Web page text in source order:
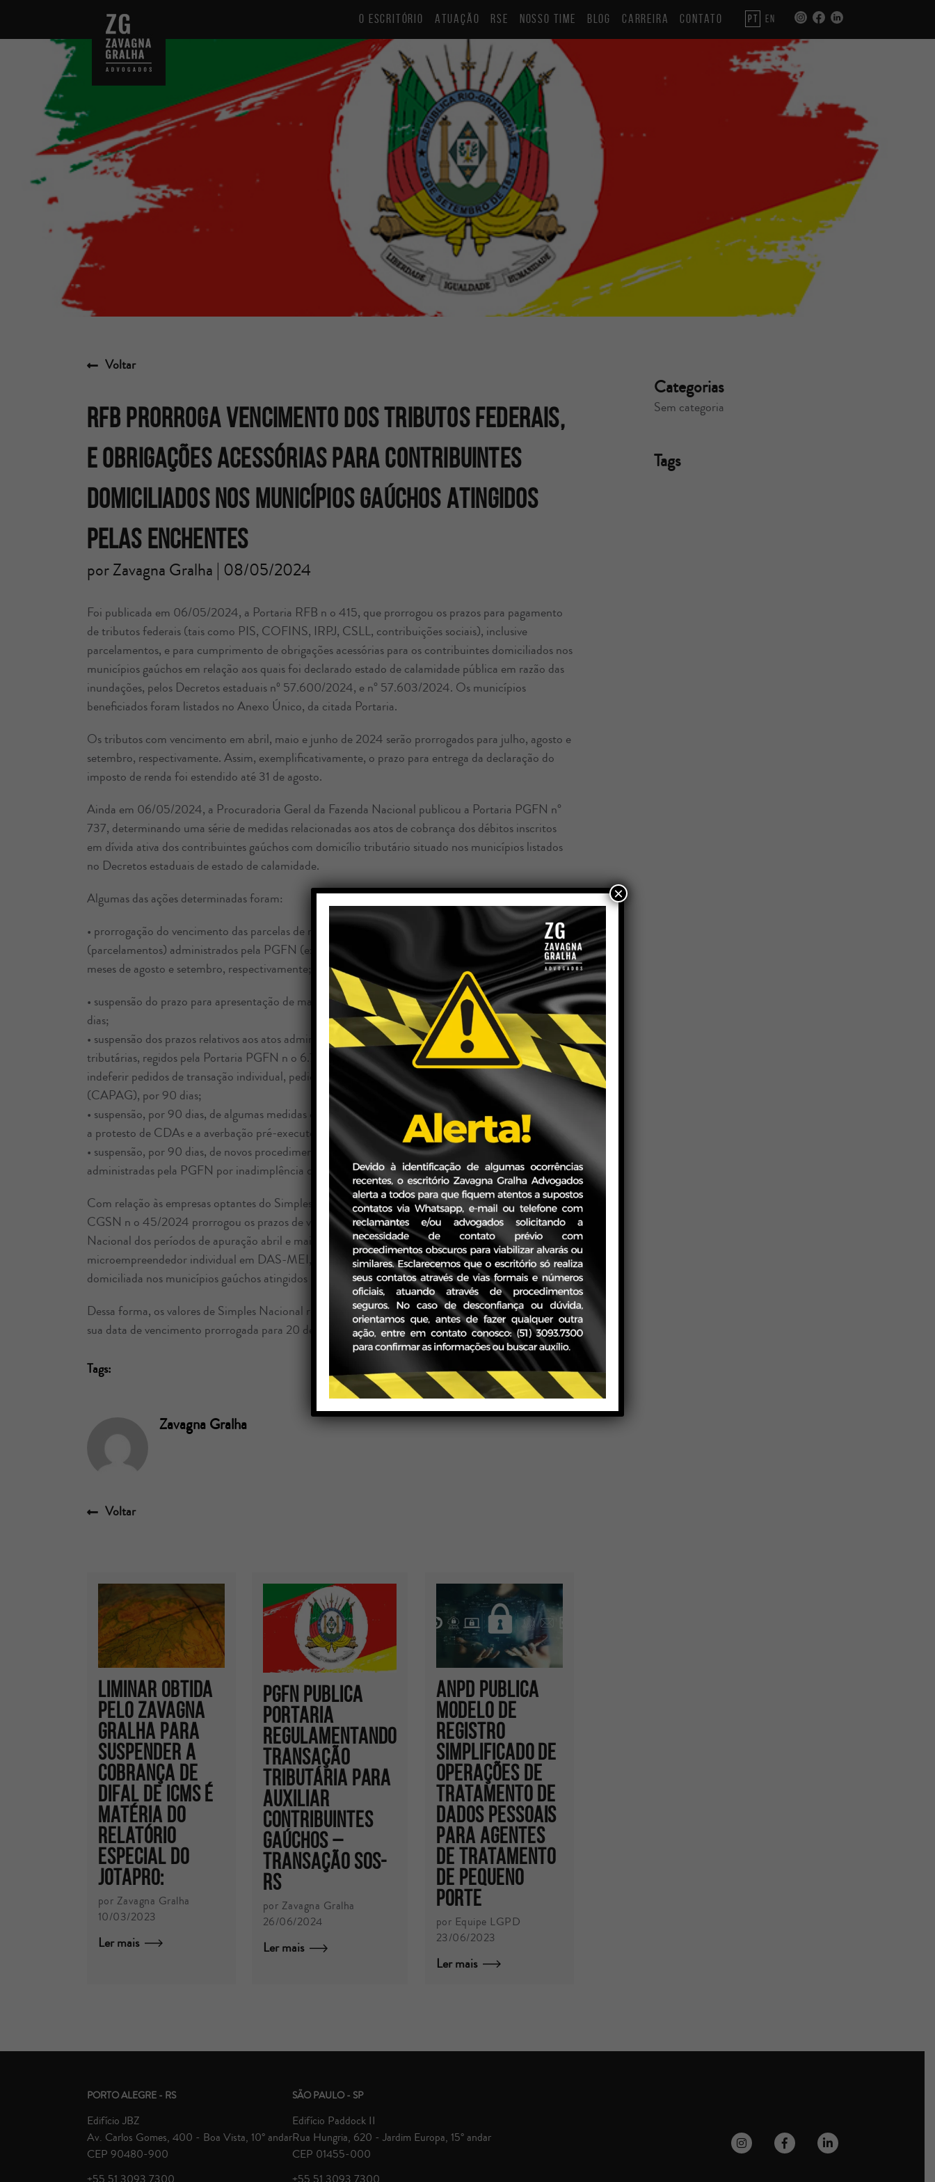
O ESCRITÓRIO ATUAÇÃO RSE NOSSO TIME BLOG CARREIRA CONTATO PT EN
Voltar
RFB PRORROGA VENCIMENTO DOS TRIBUTOS FEDERAIS,
E OBRIGAÇÕES ACESSÓRIAS PARA CONTRIBUINTES
DOMICILIADOS NOS MUNICÍPIOS GAÚCHOS ATINGIDOS
PELAS ENCHENTES
por Zavagna Gralha | 08/05/2024
Foi publicada em 06/05/2024, a Portaria RFB n o 415, que prorrogou os prazos para pagamento
de tributos federais (tais como PIS, COFINS, IRPJ, CSLL, contribuições sociais), inclusive
parcelamentos, e para cumprimento de obrigações acessórias para os contribuintes domiciliados nos
municípios gaúchos em relação aos quais foi declarado estado de calamidade pública em razão das
inundações, pelos Decretos estaduais nº 57.600/2024, e n° 57.603/2024. Os municípios
beneficiados foram listados no Anexo Único, da citada Portaria.
Os tributos com vencimento em abril, maio e junho de 2024 serão prorrogados para julho, agosto e
setembro, respectivamente. Assim, exemplificativamente, o prazo para entrega da declaração do
imposto de renda foi estendido até 31 de agosto.
Ainda em 06/05/2024, a Procuradoria Geral da Fazenda Nacional publicou a Portaria PGFN n°
737, determinando uma série de medidas relacionadas aos atos de cobrança dos débitos inscritos
em dívida ativa dos contribuintes gaúchos com domicílio tributário situado nos municípios listados
no Decretos estaduais de estado de calamidade.
Algumas das ações determinadas foram:
• prorrogação do vencimento das parcelas de maio e junho de 2024, dos programas de negociação
(parcelamentos) administrados pela PGFN (exceto Simples Nacional) para o último dia útil dos
meses de agosto e setembro, respectivamente;
• suspensão do prazo para apresentação de manifestação de inconformidade e de recurso, por 90
dias;
• suspensão dos prazos relativos aos atos administrativos proferidos no âmbito das transações
tributárias, regidos pela Portaria PGFN n o 6.757/22, inclusive de recursos contra decisão que
indeferir pedidos de transação individual, pedidos de revisão de capacidade de pagamento
(CAPAG), por 90 dias;
• suspensão, por 90 dias, de algumas medidas de cobrança administrativa, tais como a apresentação
a protesto de CDAs e a averbação pré-executória; e
• suspensão, por 90 dias, de novos procedimentos de exclusão de contribuintes de negociações
administradas pela PGFN por inadimplência de parcelas.
Com relação às empresas optantes do Simples Nacional, também houve prorrogação. A Portaria
CGSN n o 45/2024 prorrogou os prazos de vencimento dos tributos apurados pelo Simples
Nacional dos períodos de apuração abril e maio de 2024, incluindo os recolhidos pelo
microempreendedor individual em DAS-MEI, devidos pelos contribuintes cuja matriz esteja
domiciliada nos municípios gaúchos atingidos pelas enchentes.
Dessa forma, os valores de Simples Nacional relativos aos meses de abril e de maio de 2024 tiveram
sua data de vencimento prorrogada para 20 de junho e 22 de Julho de 2024 respectivamente.
Tags:
Zavagna Gralha
Voltar
Liminar obtida
pelo Zavagna
Gralha para
suspender a
cobrança de
Difal de ICMS é
matéria do
Relatório
Especial do
JotaPRO:
por Zavagna Gralha
10/03/2023
Ler mais
PGFN PUBLICA
PORTARIA
REGULAMENTANDO
TRANSAÇÃO
TRIBUTÁRIA PARA
AUXILIAR
CONTRIBUINTES
GAÚCHOS –
TRANSAÇÃO SOS-
RS
por Zavagna Gralha
26/06/2024
Ler mais
ANPD publica
modelo de
registro
simplificado de
operações de
tratamento de
dados pessoais
para agentes
de tratamento
de pequeno
porte
por Equipe LGPD
23/06/2023
Ler mais
Categorias
Sem categoria
Tags
PORTO ALEGRE - RS
Edifício JBZ
Av. Carlos Gomes, 400 - Boa Vista, 10° andar
CEP 90480-900
SÃO PAULO - SP
Edifício Paddock II
Rua Hungria, 620 - Jardim Europa, 15° andar
CEP 01455-000
×